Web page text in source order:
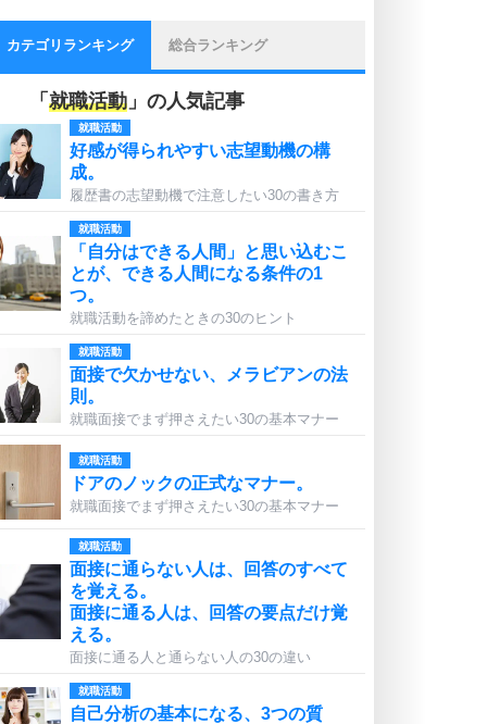
カテゴリランキング 総合ランキング
「 就職活動 」の人気記事
就職活動
好感が得られやすい志望動機の構
成。
履歴書の志望動機で注意したい30の書き方
就職活動
「自分はできる人間」と思い込むこ
とが、できる人間になる条件の1
つ。
就職活動を諦めたときの30のヒント
就職活動
面接で欠かせない、メラビアンの法
則。
就職面接でまず押さえたい30の基本マナー
就職活動
ドアのノックの正式なマナー。
就職面接でまず押さえたい30の基本マナー
就職活動
面接に通らない人は、回答のすべて
を覚える。
面接に通る人は、回答の要点だけ覚
える。
面接に通る人と通らない人の30の違い
就職活動
自己分析の基本になる、3つの質